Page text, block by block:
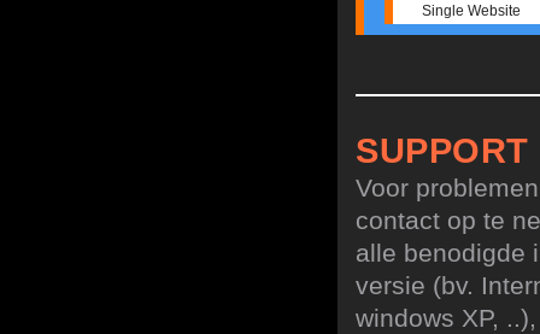
Single Website
SUPPORT
Voor
contact op te
alle benodigde
versie (bv.
windows XP,